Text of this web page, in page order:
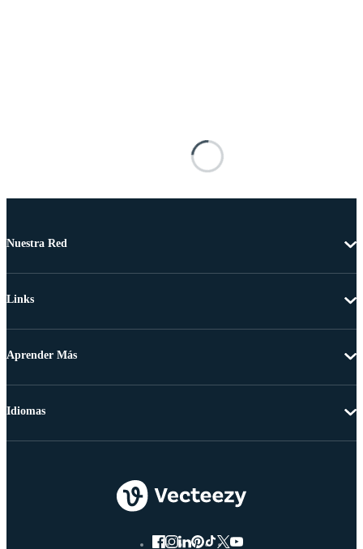
Nuestra Red
Links
Aprender Más
Idiomas